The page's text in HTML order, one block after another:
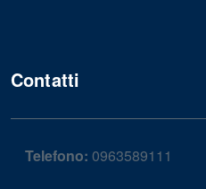
Contatti
Telefono: 0963589111